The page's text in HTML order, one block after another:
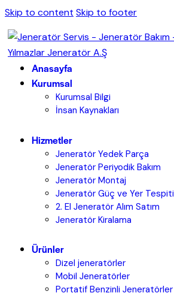
Skip to content Skip to footer
Anasayfa
Kurumsal
Kurumsal Bilgi
İnsan Kaynakları
Hizmetler
Jeneratör Yedek Parça
Jeneratör Periyodik Bakım
Jeneratör Montaj
Jeneratör Güç ve Yer Tespiti
2. El Jeneratör Alım Satım
Jeneratör Kiralama
Ürünler
Dizel jeneratörler
Mobil Jeneratörler
Portatif Benzinli Jeneratörler